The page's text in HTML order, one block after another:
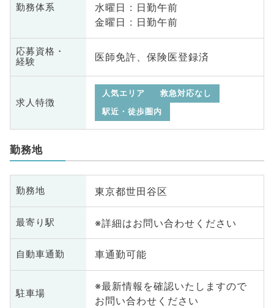
勤務体系
水曜日 : 日勤午前
金曜日 : 日勤午前
応募資格・
経験
医師免許、保険医登録済
求人特徴
人気エリア
救急対応なし
駅近・徒歩圏内
勤務地
勤務地 東京都世田谷区
最寄り駅 ※詳細はお問い合わせください
自動車通勤 車通勤可能
駐車場
※最新情報を確認いたしますので
お問い合わせください